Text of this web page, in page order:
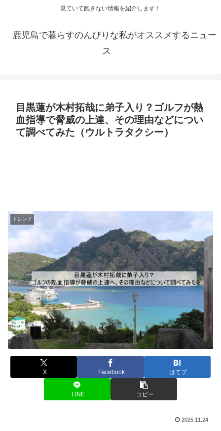
見ていて飽きない情報を紹介します！
鹿児島で暮らすのんびりな私がオススメするニュー
ス
目黒蓮が木村拓哉に弟子入り？ゴルフが熱
血指導で脅威の上達、その理由などについ
て調べてみた（ウルトラタクシー）
トレンド
X Facebook はてブ
LINE コピー
2025.11.24